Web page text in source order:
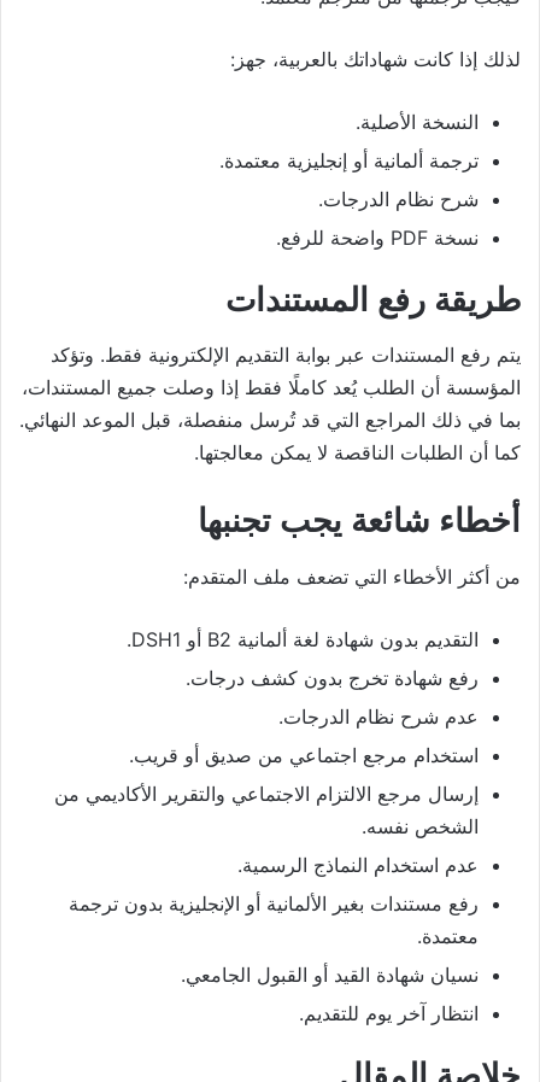
لذلك إذا كانت شهاداتك بالعربية، جهز:
النسخة الأصلية.
ترجمة ألمانية أو إنجليزية معتمدة.
شرح نظام الدرجات.
نسخة PDF واضحة للرفع.
طريقة رفع المستندات
يتم رفع المستندات عبر بوابة التقديم الإلكترونية فقط. وتؤكد
المؤسسة أن الطلب يُعد كاملًا فقط إذا وصلت جميع المستندات،
بما في ذلك المراجع التي قد تُرسل منفصلة، قبل الموعد النهائي.
كما أن الطلبات الناقصة لا يمكن معالجتها.
أخطاء شائعة يجب تجنبها
من أكثر الأخطاء التي تضعف ملف المتقدم:
التقديم بدون شهادة لغة ألمانية B2 أو DSH1.
رفع شهادة تخرج بدون كشف درجات.
عدم شرح نظام الدرجات.
استخدام مرجع اجتماعي من صديق أو قريب.
إرسال مرجع الالتزام الاجتماعي والتقرير الأكاديمي من
الشخص نفسه.
عدم استخدام النماذج الرسمية.
رفع مستندات بغير الألمانية أو الإنجليزية بدون ترجمة
معتمدة.
نسيان شهادة القيد أو القبول الجامعي.
انتظار آخر يوم للتقديم.